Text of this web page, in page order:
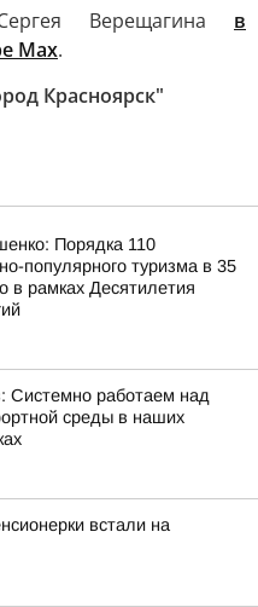
Верещагина в
Max.
Красноярск"
Порядка 110
популярного туризма в 35
в рамках Десятилетия
Системно работаем над
среды в наших
встали на